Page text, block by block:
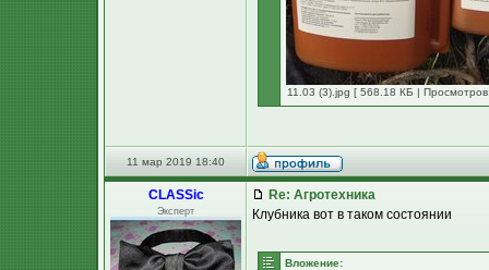
11.03 (3).jpg [ 568.18 КБ |
11 мар 2019 18:40
CLASSic
Эксперт
Re: Агротехника
Клубника вот в таком состоянии
Вложение: